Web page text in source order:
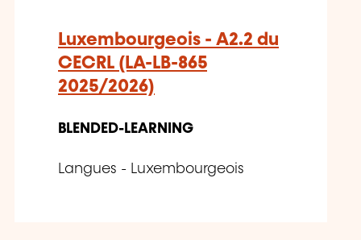
Luxembourgeois - A2.2 du
CECRL (LA-LB-865
2025/2026)
BLENDED-LEARNING
Langues - Luxembourgeois